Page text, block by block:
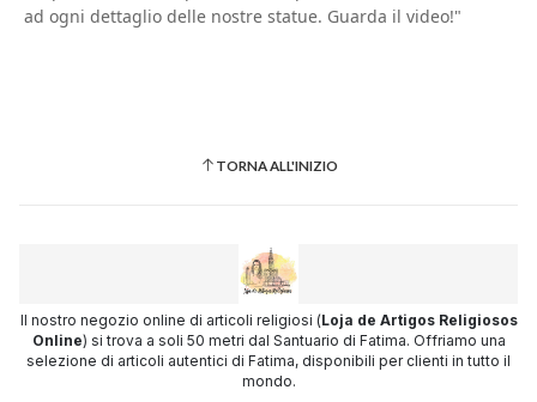
ad ogni dettaglio delle nostre statue. Guarda il video!"
TORNA ALL'INIZIO
Il nostro negozio online di articoli religiosi (Loja de Artigos Religiosos
Online) si trova a soli 50 metri dal Santuario di Fatima. Offriamo una
selezione di articoli autentici di Fatima, disponibili per clienti in tutto il
mondo.